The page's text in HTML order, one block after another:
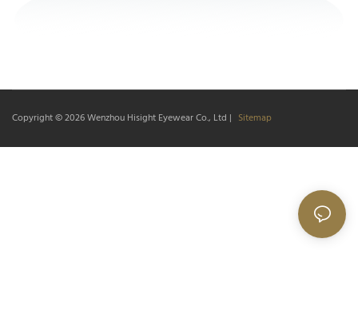
Copyright © 2026Wenzhou Hisight Eyewear Co., Ltd | Sitemap